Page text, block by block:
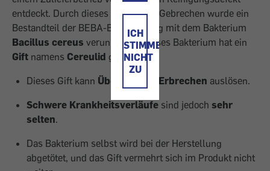
ICH
STIMME
NICHT
ZU
entdeckt. Durch dieses technische Gebrechen wurde ein
Bestandteil der BEBA-Babynahrung mit dem Bakterium
Bacillus cereus verunreinigt. Dieses Bakterium hat ein
Gift namens Cereulid gebildet.
Dieses Gift kann Übelkeit und Erbrechen auslösen.
Schwere Krankheitsverläufe sind jedoch sehr
selten.
Das Bakterium selbst wird bei der Herstellung
abgetötet, und das Gift vermehrt sich im Produkt nicht